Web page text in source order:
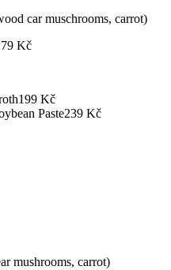
car muschrooms, carrot)
Kč
199 Kč
Paste239 Kč
mushrooms, carrot)